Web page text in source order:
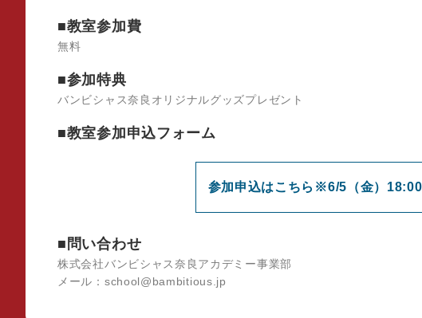
■教室参加費
無料
■参加特典
バンビシャス奈良オリジナルグッズプレゼント
■教室参加申込フォーム
参加申込はこちら※6/5（金）18:00
■問い合わせ
株式会社バンビシャス奈良アカデミー事業部
メール：school@bambitious.jp